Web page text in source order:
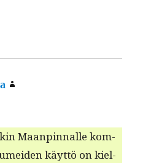
Maan­pin­nalle kom­
käyt­tö on kiel­